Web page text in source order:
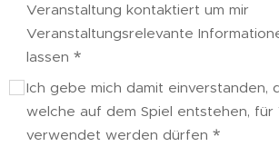
Veranstaltung kontaktiert um mir
Veranstaltungsrelevante
lassen
Ich gebe mich damit einverstanden,
welche auf dem Spiel entstehen,
verwendet werden dürfen